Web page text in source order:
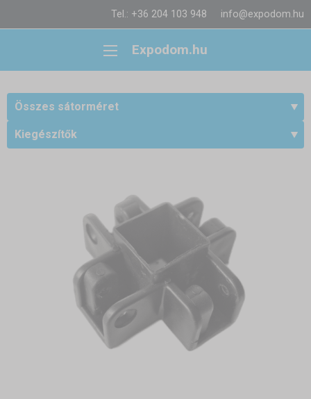
Tel.: +36 204 103 948 info@expodom.hu
Expodom.hu
Összes sátorméret
Kiegészítők